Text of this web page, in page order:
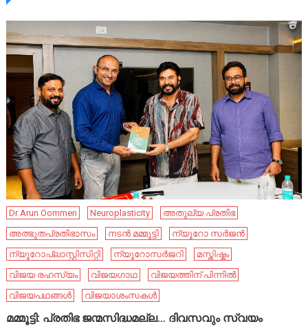
Dr Arun Oommen Neuroplasticity
അതുല്യ പ്രതിഭ
അത്ഭുതപ്രതിഭാസം
നടൻ മമ്മൂട്ടി
ന്യൂറോ സർജൻ
ന്യൂറോപ്ലാസ്റ്റിസിറ്റി
ന്യൂറോസർജറി
മസ്തിഷ്കം
വിജയ രഹസ്യം
വിജയഗാഥ
വിജയത്തിന് പിന്നിൽ
വിജയപഥങ്ങൾ
വിജയാശംസകൾ
മമ്മൂട്ടി: പ്രതിഭ ജന്മസിദ്ധമല്ല… ദിവസവും സ്വയം